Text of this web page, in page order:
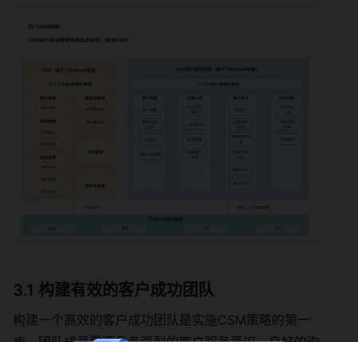
3.1 构建有效的客户成功团队
构建一个高效的客户成功团队是实施CSM策略的第一